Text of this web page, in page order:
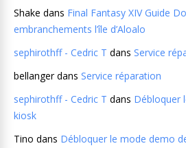
Shake dans Final Fantasy XIV Guide
embranchements l’île d’Aloalo
sephirothff - Cedric T dans Service
bellangerdans Service réparation
sephirothff - Cedric T dans Débloquer
kiosk
Tino dans Débloquer le mode demo